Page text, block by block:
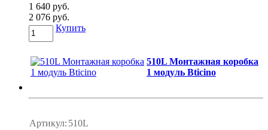
1 640 руб.
2 076 руб.
Купить
510L Монтажная коробка
1 модуль Bticino
Артикул: 510L